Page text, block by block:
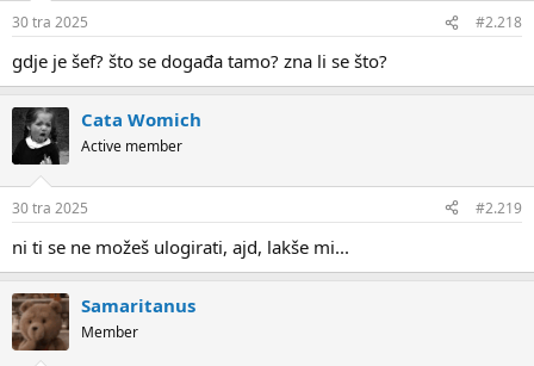
s
30 tra 2025 #2.218
gdje je šef? što se događa tamo? zna li se što?
Cata Womich
Active member
30 tra 2025 #2.219
ni ti se ne možeš ulogirati, ajd, lakše mi...
Samaritanus
Member